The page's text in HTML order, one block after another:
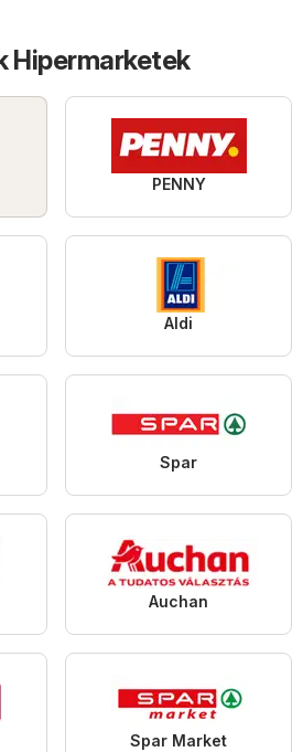
Hipermarketek
PENNY
Aldi
Spar
Auchan
Spar Market